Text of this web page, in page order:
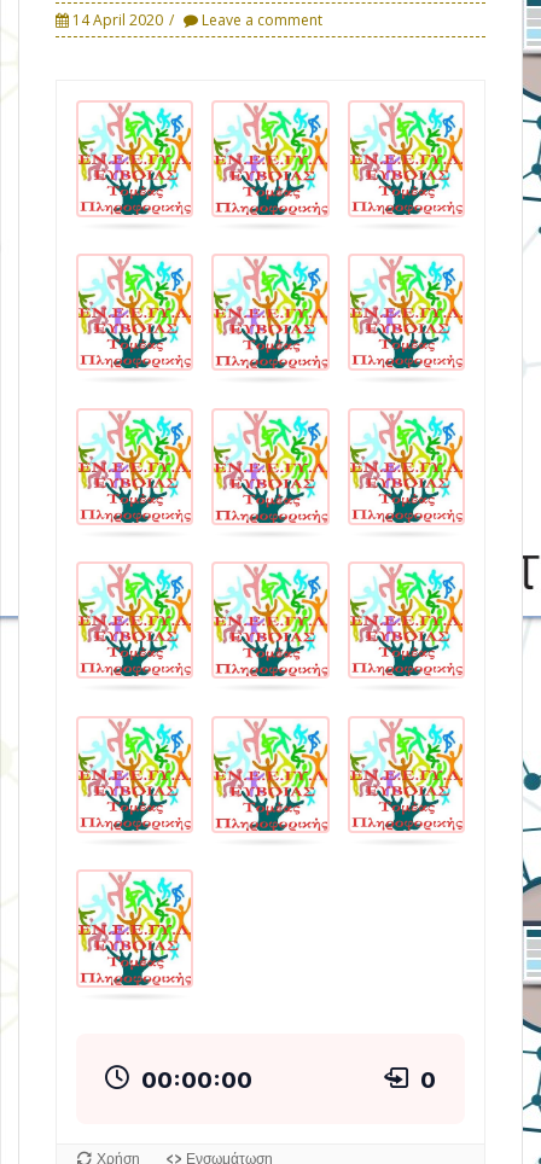
14 April 2020 Leave a comment